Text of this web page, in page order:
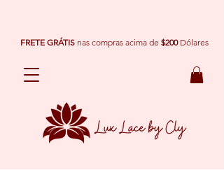
FRETE GRÁTIS nas compras acima de $200 Dólares